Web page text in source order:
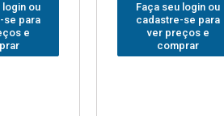
login ou
se para
e
Faça seu login ou
cadastre-se para
ver preços e
comprar